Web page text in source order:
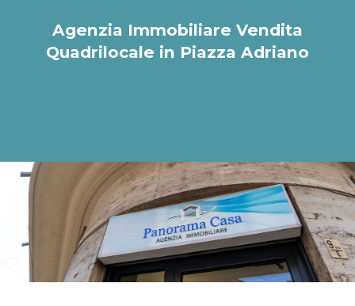
Agenzia Immobiliare Vendita
Quadrilocale in Piazza Adriano